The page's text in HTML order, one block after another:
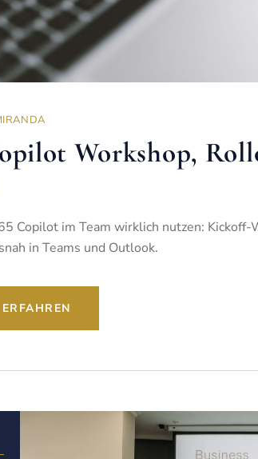
Workshop,
Copilot im Team wirklich nutzen:
in Teams und Outlook.